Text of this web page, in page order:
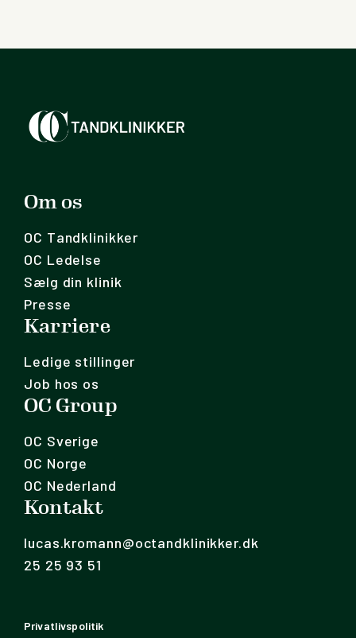
Om os
OC Tandklinikker
OC Ledelse
Sælg din klinik
Presse
Karriere
Ledige stillinger
Job hos os
OC Group
OC Sverige
OC Norge
OC Nederland
Kontakt
lucas.kromann@octandklinikker.dk
25 25 93 51
Privatlivspolitik